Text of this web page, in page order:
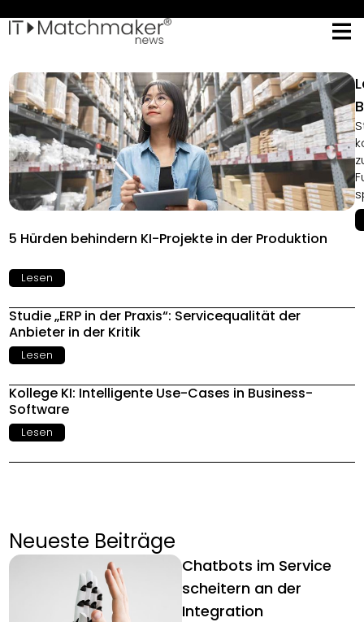
5 Hürden behindern KI-Projekte in der Produktion
Lesen
Studie „ERP in der Praxis“: Servicequalität der
Anbieter in der Kritik
Lesen
Kollege KI: Intelligente Use-Cases in Business-
Software
Lesen
Neueste Beiträge
Chatbots im Service
scheitern an der
Integration